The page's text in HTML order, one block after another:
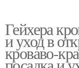
Посадки в
грунт
Гейхера
и уход в
кроваво-